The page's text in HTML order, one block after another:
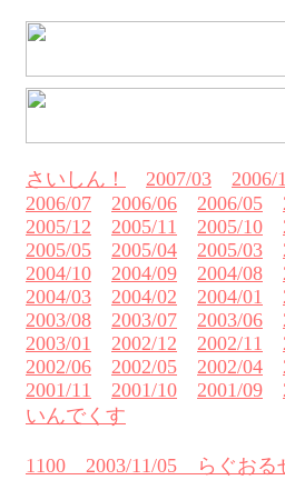
さいしん！ 2007/03
2006/
2006/07
2006/06 2006/05
2005/12
2005/11 2005/10
2005/05
2005/04 2005/03
2004/10
2004/09 2004/08
2004/03
2004/02 2004/01
2003/08
2003/07 2003/06
2003/01
2002/12 2002/11
2002/06
2002/05 2002/04
2001/11
2001/10 2001/09
いんでくす
1100 2003/11/05 らぐおる